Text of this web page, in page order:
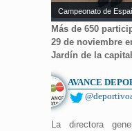
Campeonato de
Más de 650
29 de noviembre
Jardín de la
AVANCE
La directora